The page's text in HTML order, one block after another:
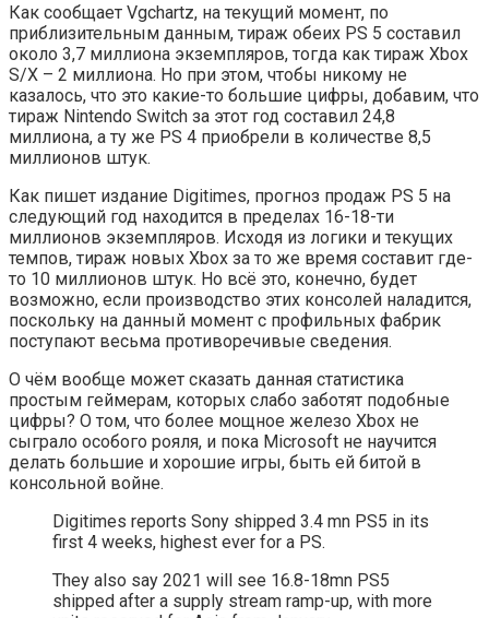
Как сообщает Vgchartz, на текущий момент, по
приблизительным данным, тираж обеих PS 5 составил
около 3,7 миллиона экземпляров, тогда как тираж Xbox
S/X – 2 миллиона. Но при этом, чтобы никому не
казалось, что это какие-то большие цифры, добавим, что
тираж Nintendo Switch за этот год составил 24,8
миллиона, а ту же PS 4 приобрели в количестве 8,5
миллионов штук.
Как пишет издание Digitimes, прогноз продаж PS 5 на
следующий год находится в пределах 16-18-ти
миллионов экземпляров. Исходя из логики и текущих
темпов, тираж новых Xbox за то же время составит где-
то 10 миллионов штук. Но всё это, конечно, будет
возможно, если производство этих консолей наладится,
поскольку на данный момент с профильных фабрик
поступают весьма противоречивые сведения.
О чём вообще может сказать данная статистика
простым геймерам, которых слабо заботят подобные
цифры? О том, что более мощное железо Xbox не
сыграло особого рояля, и пока Microsoft не научится
делать большие и хорошие игры, быть ей битой в
консольной войне.
Digitimes reports Sony shipped 3.4 mn PS5 in its
first 4 weeks, highest ever for a PS.
They also say 2021 will see 16.8-18mn PS5
shipped after a supply stream ramp-up, with more